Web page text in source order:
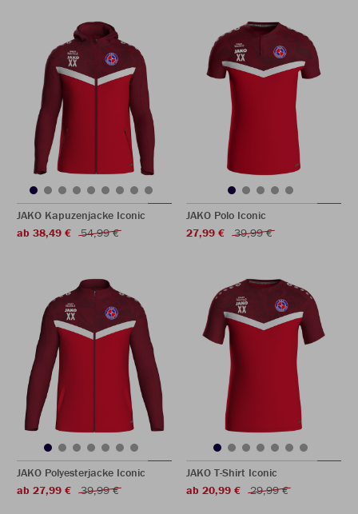
JAKO Kapuzenjacke Iconic
ab 38,49 €
54,99 €
JAKO Polo Iconic
27,99 €
39,99 €
JAKO Polyesterjacke Iconic
ab 27,99 €
39,99 €
JAKO T-Shirt Iconic
ab 20,99 €
29,99 €